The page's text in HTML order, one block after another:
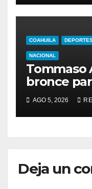
COAHUILA
NACIONAL
Tommaso
bronce
esgrima de
Domingo
AGO 5, 2026
Deja un